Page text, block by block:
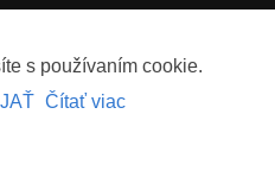
s používaním cookie.
Čítať viac